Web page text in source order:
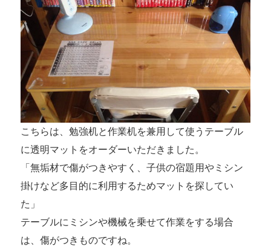
こちらは、勉強机と作業机を兼用して使うテーブル
に透明マットをオーダーいただきました。
「無垢材で傷がつきやすく、子供の宿題用やミシン
掛けなど多目的に利用するためマットを探してい
た」
テーブルにミシンや機械を乗せて作業をする場合
は、傷がつきものですね。